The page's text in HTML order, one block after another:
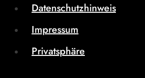
Datenschutzhinweis
Impressum
Privatsphäre